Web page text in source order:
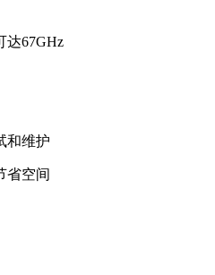
达67GHz
和维护
省空间